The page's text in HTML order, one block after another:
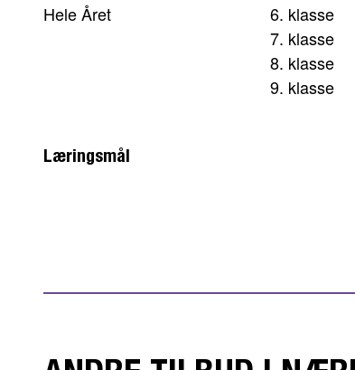
Hele Året
6. klasse
7. klasse
8. klasse
9. klasse
Læringsmål